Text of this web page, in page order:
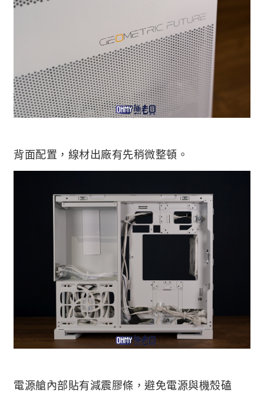
背面配置，線材出廠有先稍微整頓。
電源艙內部貼有減震膠條，避免電源與機殼磕